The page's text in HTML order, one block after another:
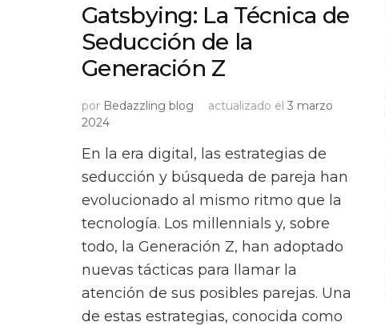
Gatsbying: La Técnica de
Seducción de la
Generación Z
por Bedazzling blog actualizado el 3 marzo
2024
En la era digital, las estrategias de
seducción y búsqueda de pareja han
evolucionado al mismo ritmo que la
tecnología. Los millennials y, sobre
todo, la Generación Z, han adoptado
nuevas tácticas para llamar la
atención de sus posibles parejas. Una
de estas estrategias, conocida como